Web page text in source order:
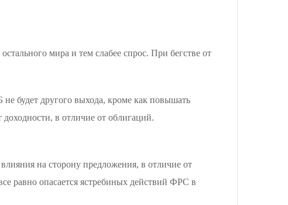
мира и тем слабее спрос. При бегстве от
будет другого выхода, кроме как повышать
в отличие от облигаций.
на сторону предложения, в отличие от
равно опасается ястребиных действий ФРС в